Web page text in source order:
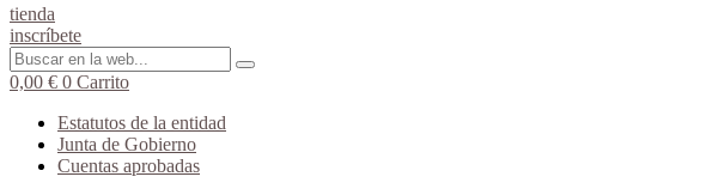
tienda
inscríbete
0,00 € 0 Carrito
Estatutos de la entidad
Junta de Gobierno
Cuentas aprobadas